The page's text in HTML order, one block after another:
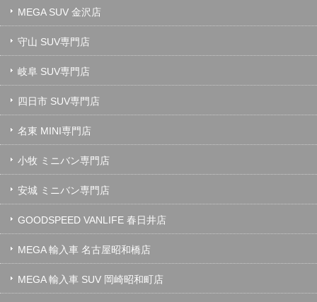
MEGA SUV 金沢店
守山 SUV専門店
岐阜 SUV専門店
四日市 SUV専門店
名東 MINI専門店
小牧 ミニバン専門店
安城 ミニバン専門店
GOODSPEED VANLIFE 春日井店
MEGA 輸入車 名古屋昭和橋店
MEGA 輸入車 SUV 岡崎昭和町店